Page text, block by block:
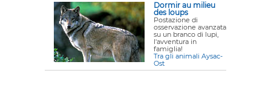
Dormir au milieu
des loups
Postazione di
osservazione avanzata
su un branco di lupi,
l'avventura in
famiglia!
Tra gli animali Aysac-
Ost